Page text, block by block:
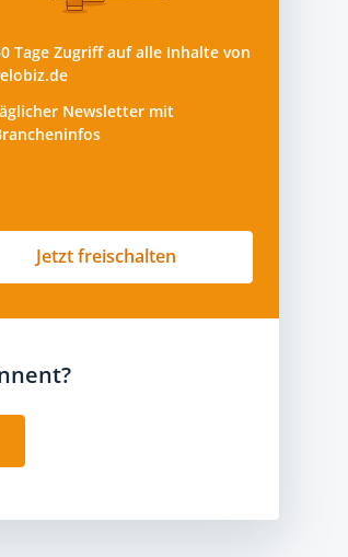
Tage Zugriff auf alle Inhalte von
Newsletter mit
Jetzt freischalten